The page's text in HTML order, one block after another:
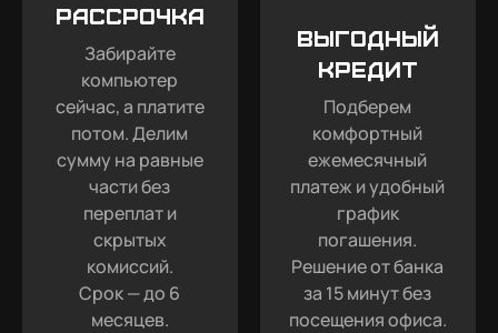
рассрочка
Забирайте
компьютер
сейчас, а платите
потом. Делим
сумму на равные
части без
переплат и
скрытых
комиссий.
Срок — до 6
месяцев.
Выгодный
кредит
Подберем
комфортный
ежемесячный
платеж и удобный
график
погашения.
Решение от банка
за 15 минут без
посещения офиса.